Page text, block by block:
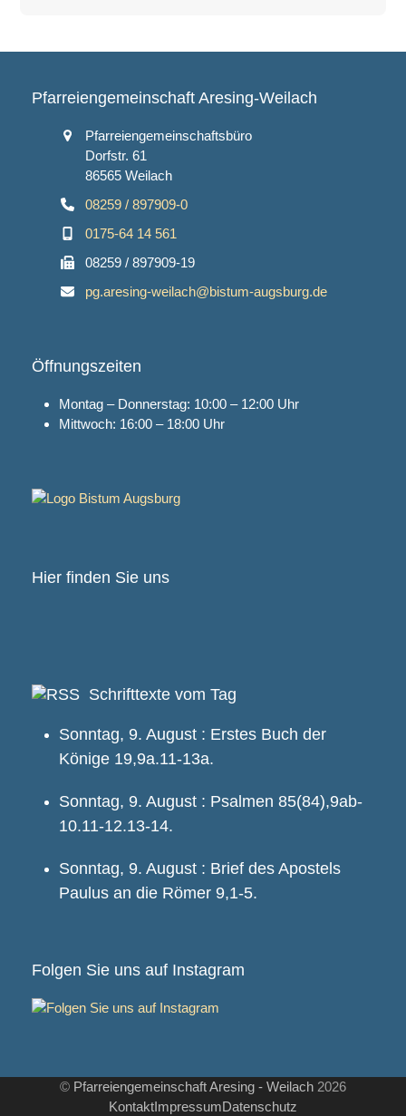
Pfarreiengemeinschaft Aresing-Weilach
Pfarreiengemeinschaftsbüro
Dorfstr. 61
86565 Weilach
08259 / 897909-0
0175-64 14 561
08259 / 897909-19
pg.aresing-weilach@bistum-augsburg.de
Öffnungszeiten
Montag – Donnerstag: 10:00 – 12:00 Uhr
Mittwoch: 16:00 – 18:00 Uhr
Hier finden Sie uns
Schrifttexte vom Tag
Sonntag, 9. August : Erstes Buch der
Könige 19,9a.11-13a.
Sonntag, 9. August : Psalmen 85(84),9ab-
10.11-12.13-14.
Sonntag, 9. August : Brief des Apostels
Paulus an die Römer 9,1-5.
Folgen Sie uns auf Instagram
© Pfarreiengemeinschaft Aresing - Weilach 2026
KontaktImpressumDatenschutz